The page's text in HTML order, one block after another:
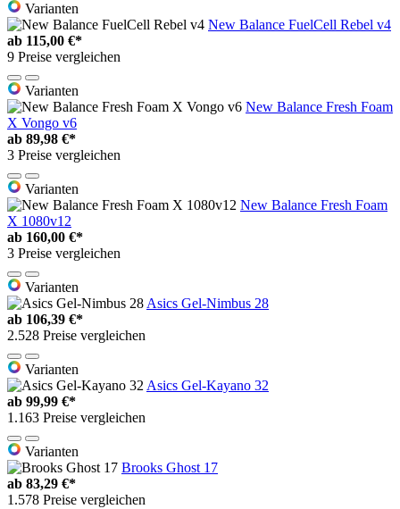
Varianten
New Balance FuelCell Rebel v4
ab 115,00 €*
9 Preise vergleichen
Varianten
New Balance Fresh Foam
X Vongo v6
ab 89,98 €*
3 Preise vergleichen
Varianten
New Balance Fresh Foam
X 1080v12
ab 160,00 €*
3 Preise vergleichen
Varianten
Asics Gel-Nimbus 28
ab 106,39 €*
2.528 Preise vergleichen
Varianten
Asics Gel-Kayano 32
ab 99,99 €*
1.163 Preise vergleichen
Varianten
Brooks Ghost 17
ab 83,29 €*
1.578 Preise vergleichen